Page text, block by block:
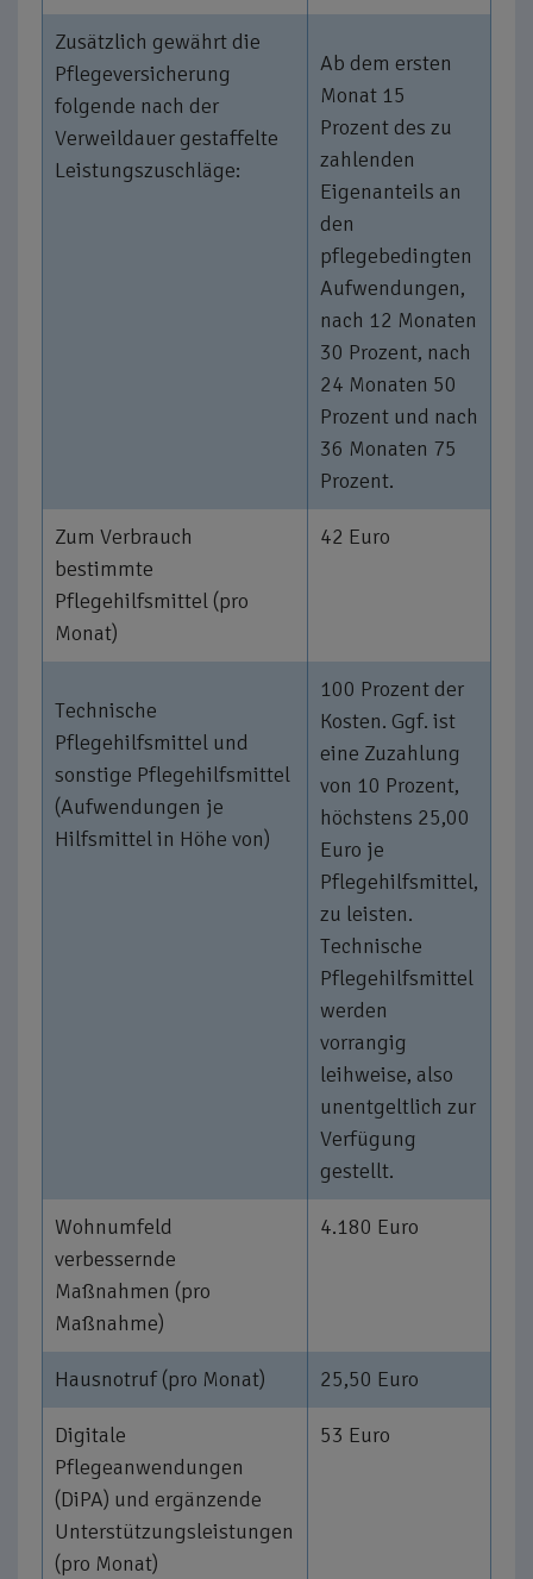
Zusätzlich gewährt die
Pflegeversicherung
folgende nach der
Verweildauer gestaffelte
Leistungszuschläge:
Ab dem ersten
Monat 15
Prozent des zu
zahlenden
Eigenanteils an
den
pflegebedingten
Aufwendungen,
nach 12 Monaten
30 Prozent, nach
24 Monaten 50
Prozent und nach
36 Monaten 75
Prozent.
Zum Verbrauch
bestimmte
Pflegehilfsmittel (pro
Monat)
42 Euro
Technische
Pflegehilfsmittel und
sonstige Pflegehilfsmittel
(Aufwendungen je
Hilfsmittel in Höhe von)
100 Prozent der
Kosten. Ggf. ist
eine Zuzahlung
von 10 Prozent,
höchstens 25,00
Euro je
Pflegehilfsmittel,
zu leisten.
Technische
Pflegehilfsmittel
werden
vorrangig
leihweise, also
unentgeltlich zur
Verfügung
gestellt.
Wohnumfeld
verbessernde
Maßnahmen (pro
Maßnahme)
4.180 Euro
Hausnotruf (pro Monat) 25,50 Euro
Digitale
Pflegeanwendungen
(DiPA) und ergänzende
Unterstützungsleistungen
(pro Monat)
53 Euro